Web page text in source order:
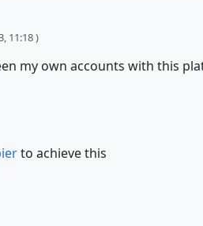
11:18 )
my own accounts with this
to achieve this